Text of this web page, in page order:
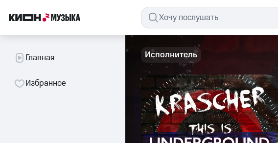
Главная
Избранное
Исполнитель